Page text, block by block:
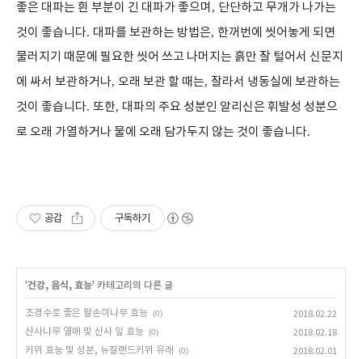
좋은 대파는 흰 부분이 긴 대파가 좋으며 , 단단하고 무개가 나가는
것이 좋습니다. 대파를 보관하는 방법은, 한꺼번에 씻어놓게 되면
물러지기 때문에 필요한 씻어 쓰고 나머지는 흙만 잘 털어서 신문지
에 싸서 보관하거나, 오래 보관 할 때는, 잘라서 냉동실에 보관하는
것이 좋습니다. 또한, 대파의 주요 성분인 알리신은 휘발성 성분으
로 오래 가열하거나 물에 오래 담가두지 않는 것이 좋습니다.
공감 구독하기
'건강, 음식, 효능' 카테고리의 다른 글
조경수로 좋은 팔손이나무 효능 (0)
2018.02.22
산사나무 열매 및 산사 잎 효능 (0)
2018.02.18
키위 효능 및 성분, 뉴질랜드키위 유래
(0)
2018.02.01